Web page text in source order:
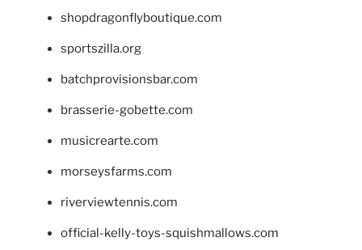
shopdragonflyboutique.com
sportszilla.org
batchprovisionsbar.com
brasserie-gobette.com
musicrearte.com
morseysfarms.com
riverviewtennis.com
official-kelly-toys-squishmallows.com